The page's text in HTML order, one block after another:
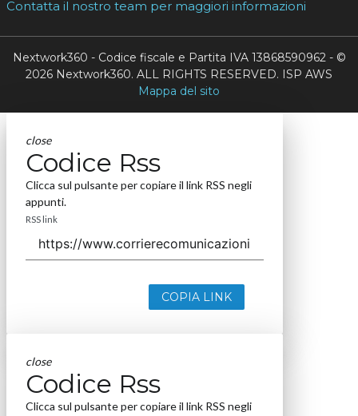
Contatta il nostro team per maggiori informazioni
Nextwork360 - Codice fiscale e Partita IVA 13868590962 - ©
2026 Nextwork360. ALL RIGHTS RESERVED. ISP AWS
Mappa del sito
close
Codice Rss
Clicca sul pulsante per copiare il link RSS negli
appunti.
RSS link
COPIA LINK
close
Codice Rss
Clicca sul pulsante per copiare il link RSS negli